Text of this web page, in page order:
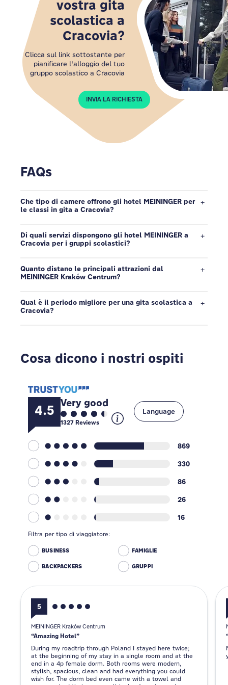
vostra gita
scolastica a
Cracovia?
Clicca sul link sottostante per
pianificare l'alloggio del tuo
gruppo scolastico a Cracovia
INVIA LA RICHIESTA
FAQs
Che tipo di camere offrono gli hotel MEININGER per
le classi in gita a Cracovia?
Di quali servizi dispongono gli hotel MEININGER a
Cracovia per i gruppi scolastici?
Quanto distano le principali attrazioni dal
MEININGER Kraków Centrum?
Qual è il periodo migliore per una gita scolastica a
Cracovia?
Cosa dicono i nostri ospiti
4.5 Very good
1327Reviews
869
330
86
26
16
Language
Filtra per tipo di viaggiatore:
BUSINESS FAMIGLIE
BACKPACKERS GRUPPI
5
MEININGER Kraków Centrum
Amazing Hotel
During my roadtrip through Poland I stayed here twice;
at the beginning of my stay in a single room and at the
end in a 4p female dorm. Both rooms were modern,
stylish, spacious, clean and had everything you could
wish for. The dorm bed even came with a towel and